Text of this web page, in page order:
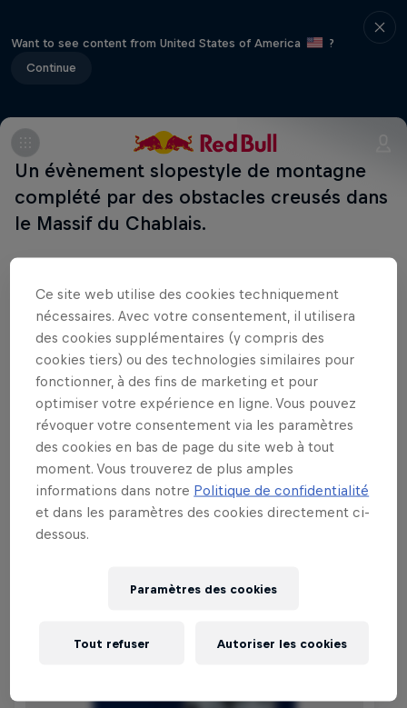
Want to see content from United States of America
?
Continue
Un évènement slopestyle de montagne
complété par des obstacles creusés dans
le Massif du Chablais.
Brandon Semenuk
Canada
Acheter la Collection
Ce site web utilise des cookies techniquement
nécessaires. Avec votre consentement, il utilisera
des cookies supplémentaires (y compris des
cookies tiers) ou des technologies similaires pour
fonctionner, à des fins de marketing et pour
optimiser votre expérience en ligne. Vous pouvez
révoquer votre consentement via les paramètres
des cookies en bas de page du site web à tout
moment. Vous trouverez de plus amples
informations dans notre Politique de confidentialité
et dans les paramètres des cookies directement ci-
dessous.
Paramètres des cookies
Tout refuser Autoriser les cookies